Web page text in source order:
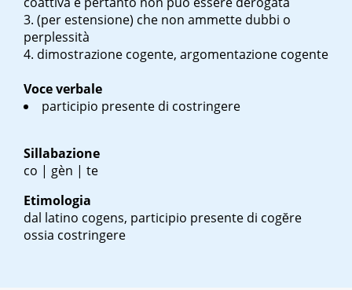
(per estensione) che non ammette dubbi o
perplessità
dimostrazione cogente, argomentazione cogente
Voce verbale
participio presente di costringere
Sillabazione
co | gèn | te
Etimologia
dal latino cogens, participio presente di cogĕre
ossia costringere